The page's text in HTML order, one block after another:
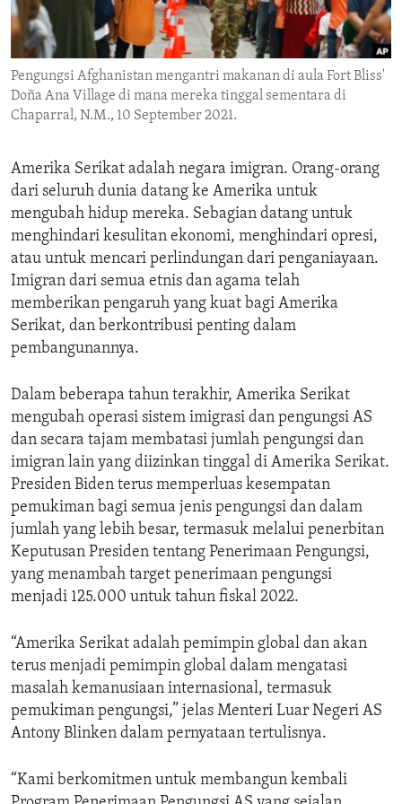
ENVIRONMENT AND HEALTH
IDEALS AND INSTITUTIONS
Pengungsi Afghanistan mengantri makanan di aula Fort Bliss'
Doña Ana Village di mana mereka tinggal sementara di
Chaparral, N.M., 10 September 2021.
Amerika Serikat adalah negara imigran. Orang-orang
dari seluruh dunia datang ke Amerika untuk
mengubah hidup mereka. Sebagian datang untuk
menghindari kesulitan ekonomi, menghindari opresi,
atau untuk mencari perlindungan dari penganiayaan.
Imigran dari semua etnis dan agama telah
memberikan pengaruh yang kuat bagi Amerika
Serikat, dan berkontribusi penting dalam
pembangunannya.
Dalam beberapa tahun terakhir, Amerika Serikat
mengubah operasi sistem imigrasi dan pengungsi AS
dan secara tajam membatasi jumlah pengungsi dan
imigran lain yang diizinkan tinggal di Amerika Serikat.
Presiden Biden terus memperluas kesempatan
pemukiman bagi semua jenis pengungsi dan dalam
jumlah yang lebih besar, termasuk melalui penerbitan
Keputusan Presiden tentang Penerimaan Pengungsi,
yang menambah target penerimaan pengungsi
menjadi 125.000 untuk tahun fiskal 2022.
“Amerika Serikat adalah pemimpin global dan akan
terus menjadi pemimpin global dalam mengatasi
masalah kemanusiaan internasional, termasuk
pemukiman pengungsi,” jelas Menteri Luar Negeri AS
Antony Blinken dalam pernyataan tertulisnya.
“Kami berkomitmen untuk membangun kembali